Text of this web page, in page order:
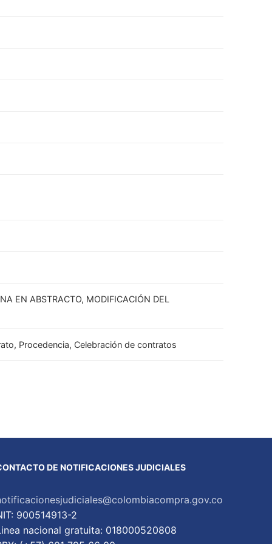
EN ABSTRACTO, MODIFICACIÓN DEL
Procedencia, Celebración de contratos
DE NOTIFICACIONES JUDICIALES
900514913-2
nacional gratuita: 018000520808